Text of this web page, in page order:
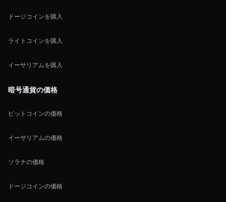
ドージコインを購入
ライトコインを購入
イーサリアムを購入
暗号通貨の価格
ビットコインの価格
イーサリアムの価格
ソラナの価格
ドージコインの価格